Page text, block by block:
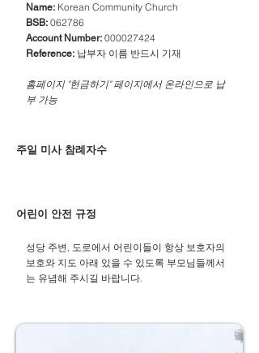
Name: Korean Community Church
BSB: 062786
Account Number: 000027424
Reference: 납부자 이름 반드시 기재
​홈페이지 "헌금하기" 페이지에서 온라인으로 납
부 가능
주일 미사 참례자수
어린이 안전 규정
성당 주변, 도로에서 어린이들이 항상 보호자의
보호와 지도 아래 있을 수 있도록 부모님들께서
는 유념해 주시길 바랍니다.​